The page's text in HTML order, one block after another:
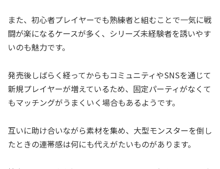
また、初心者プレイヤーでも熟練者と組むことで一気に戦
闘が楽になるケースが多く、シリーズ未経験者を誘いやす
いのも魅力です。
発売後しばらく経ってからもコミュニティやSNSを通じて
新規プレイヤーが増えているため、固定パーティがなくて
もマッチングがうまくいく場合もあるようです。
互いに助け合いながら素材を集め、大型モンスターを倒し
たときの連帯感は何にも代えがたいものがあります。